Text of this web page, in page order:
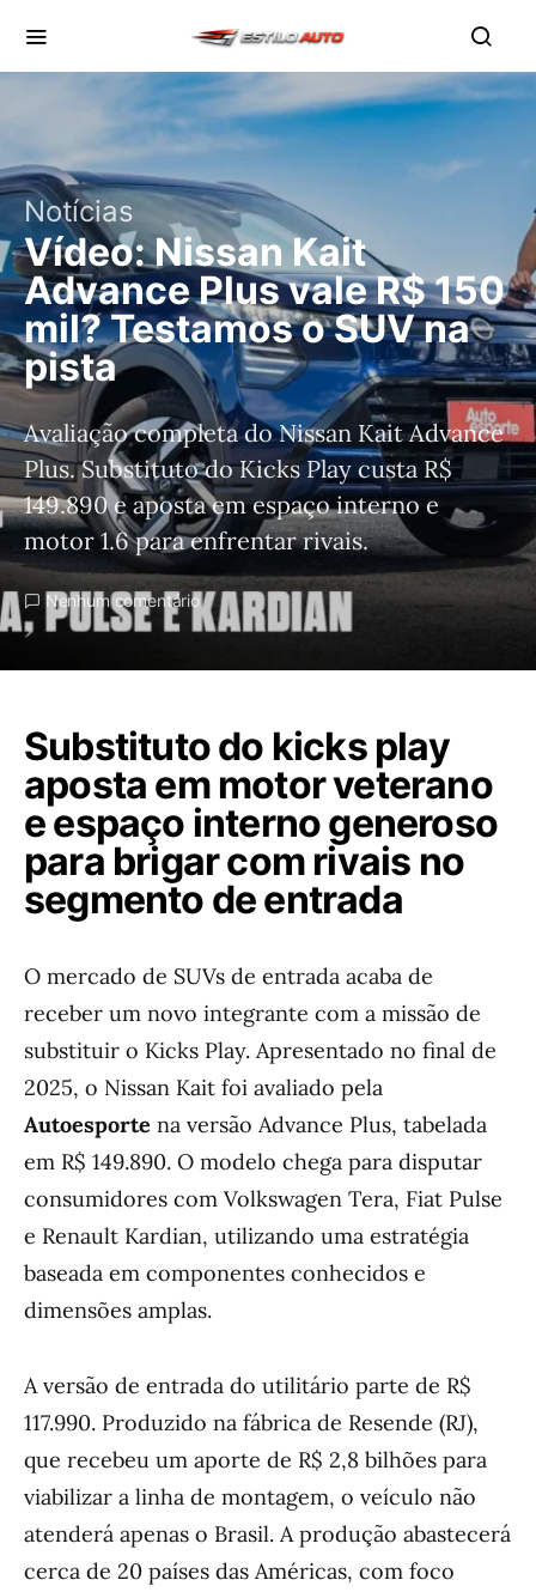
Notícias
Vídeo: Nissan Kait
Advance Plus vale R$ 150
mil? Testamos o SUV na
pista
Avaliação completa do Nissan Kait Advance
Plus. Substituto do Kicks Play custa R$
149.890 e aposta em espaço interno e
motor 1.6 para enfrentar rivais.
Nenhum comentário
Substituto do kicks play
aposta em motor veterano
e espaço interno generoso
para brigar com rivais no
segmento de entrada
O mercado de SUVs de entrada acaba de
receber um novo integrante com a missão de
substituir o Kicks Play. Apresentado no final de
2025, o Nissan Kait foi avaliado pela
Autoesporte na versão Advance Plus, tabelada
em R$ 149.890. O modelo chega para disputar
consumidores com Volkswagen Tera, Fiat Pulse
e Renault Kardian, utilizando uma estratégia
baseada em componentes conhecidos e
dimensões amplas.
A versão de entrada do utilitário parte de R$
117.990. Produzido na fábrica de Resende (RJ),
que recebeu um aporte de R$ 2,8 bilhões para
viabilizar a linha de montagem, o veículo não
atenderá apenas o Brasil. A produção abastecerá
cerca de 20 países das Américas, com foco